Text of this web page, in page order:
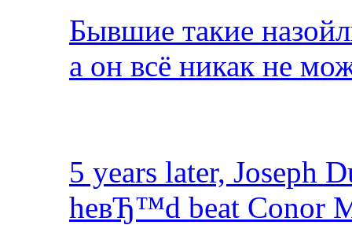
Бывшие такие
а он всё никак не
5 years later, Joseph
heвЂ™d beat Conor